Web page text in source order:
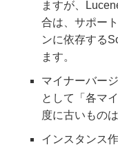
ますが、
合は、サポー
ンに依存する
ます。
マイナーバー
として「各マ
度に古いもの
インスタンス